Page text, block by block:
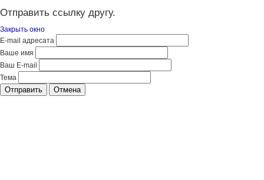
Отправить ссылку другу.
Закрыть окно
E-mail адресата
Ваше имя
Ваш E-mail
Тема
Отправить Отмена